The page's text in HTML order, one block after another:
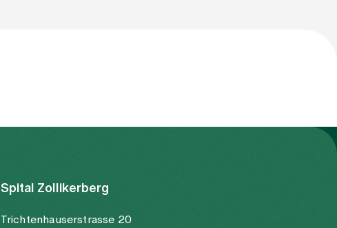
Spital Zollikerberg
Trichtenhauserstrasse 20